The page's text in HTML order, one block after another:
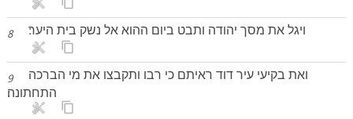
8 ויגל את מסך יהודה ותבט ביום ההוא אל נשק בית היער׃
9
ואת בקיעי עיר דוד ראיתם כי רבו ותקבצו את מי הברכה
התחתונה׃